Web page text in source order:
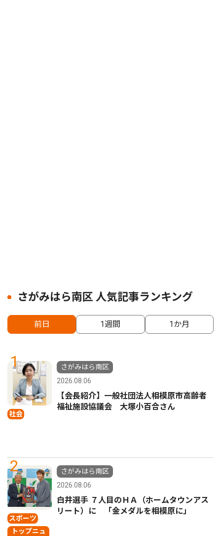
さがみはら南区 人気記事ランキング
前日 1週間 1か月
1
社会
さがみはら南区
2026.08.06
【会長紹介】一般社団法人相模原市高齢者
福祉施設協議会 大塚小百合さん
2
スポーツ
トップニュ
さがみはら南区
2026.08.06
白井選手 ７人目のＨＡ（ホームタウンアス
リート）に 「金メダルを相模原に」